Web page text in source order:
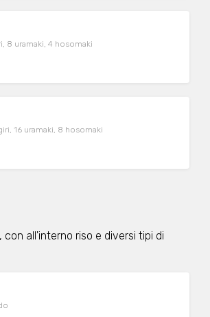
8 uramaki, 4 hosomaki
16 uramaki, 8 hosomaki
con all'interno riso e diversi tipi di